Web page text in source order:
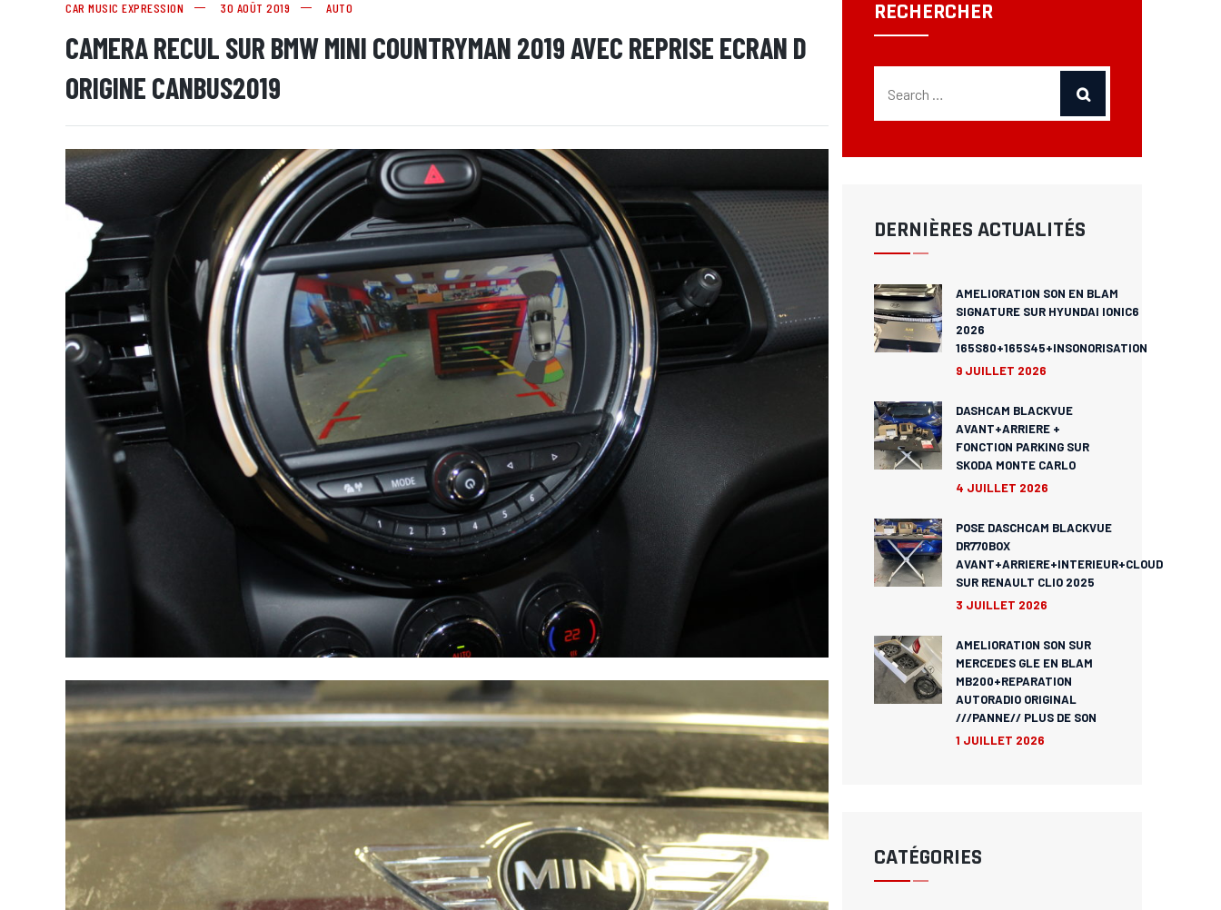
CAR MUSIC EXPRESSION 30 AOÛT 2019 AUTO
CAMERA RECUL SUR BMW MINI COUNTRYMAN 2019 AVEC REPRISE ECRAN D
ORIGINE CANBUS2019
RECHERCHER
DERNIÈRES ACTUALITÉS
AMELIORATION SON EN BLAM
SIGNATURE SUR HYUNDAI IONIC6
2026
165S80+165S45+INSONORISATION
9 JUILLET 2026
DASHCAM BLACKVUE
AVANT+ARRIERE +
FONCTION PARKING SUR
SKODA MONTE CARLO
4 JUILLET 2026
POSE DASCHCAM BLACKVUE
DR770BOX
AVANT+ARRIERE+INTERIEUR+CLOUD
SUR RENAULT CLIO 2025
3 JUILLET 2026
AMELIORATION SON SUR
MERCEDES GLE EN BLAM
MB200+REPARATION
AUTORADIO ORIGINAL
///PANNE// PLUS DE SON
1 JUILLET 2026
CATÉGORIES